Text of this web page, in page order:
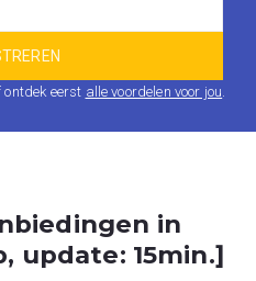
ontdek eerst alle voordelen voor jou.
in
update: 15min.]